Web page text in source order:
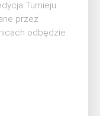
odbędzie się
i prezesa
...